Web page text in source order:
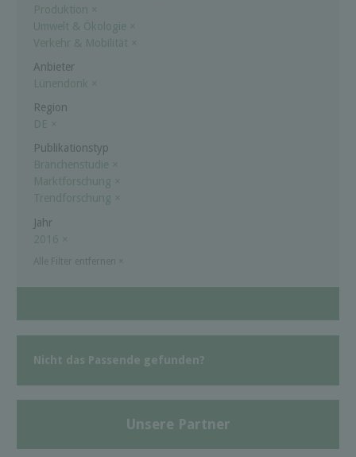
Produktion ×
Umwelt & Ökologie ×
Verkehr & Mobilität ×
Anbieter
Lünendonk ×
Region
DE ×
Publikationstyp
Branchenstudie ×
Marktforschung ×
Trendforschung ×
Jahr
2016 ×
Nicht das Passende gefunden?
Unsere Partner